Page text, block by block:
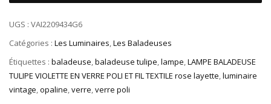
UGS : VAI2209434G6
Catégories : Les Luminaires,Les Baladeuses
Étiquettes : baladeuse,baladeuse tulipe,lampe,LAMPE BALADEUSE
TULIPE VIOLETTE EN VERRE POLI ET FIL TEXTILE rose layette,luminaire
vintage,opaline,verre,verre poli